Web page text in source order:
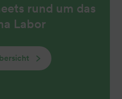
rund um das
Labor